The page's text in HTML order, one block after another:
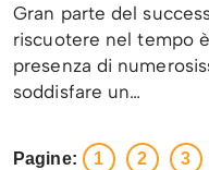
Gran parte del
riscuotere nel tempo
presenza di
soddisfare un…
Pagine: 1 2 3